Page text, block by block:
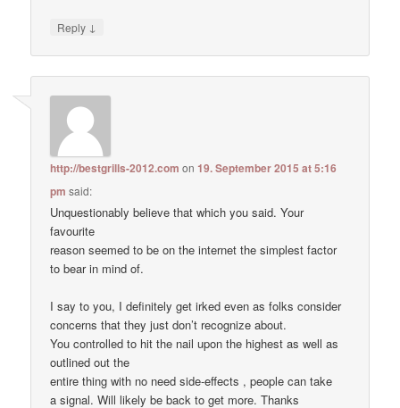
Reply ↓
http://bestgrills-2012.com on19. September 2015 at 5:16
pm said:
Unquestionably believe that which you said. Your
favourite
reason seemed to be on the internet the simplest factor
to bear in mind of.
I say to you, I definitely get irked even as folks consider
concerns that they just don’t recognize about.
You controlled to hit the nail upon the highest as well as
outlined out the
entire thing with no need side-effects , people can take
a signal. Will likely be back to get more. Thanks